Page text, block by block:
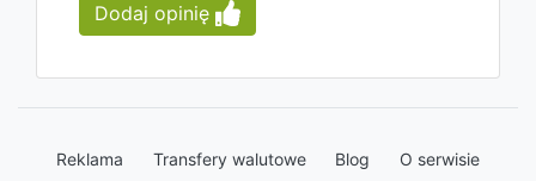
Dodaj opinię
Reklama Transfery walutowe Blog O serwisie